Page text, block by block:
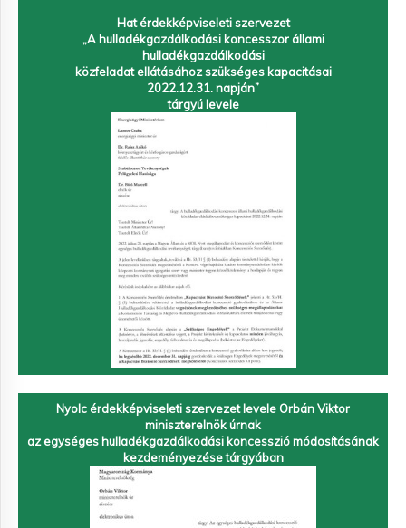
Hat érdekképviseleti szervezet
„A hulladékgazdálkodási koncesszor állami
hulladékgazdálkodási
közfeladat ellátásához szükséges kapacitásai
2022.12.31. napján”
tárgyú levele
Nyolc érdekképviseleti szervezet levele Orbán Viktor
miniszterelnök úrnak
az egységes hulladékgazdálkodási koncesszió módosításának
kezdeményezése tárgyában